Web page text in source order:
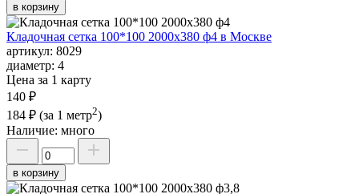
в корзину
Кладочная сетка 100*100 2000х380 ф4 в Москве
артикул: 8029
диаметр: 4
Цена за 1 карту
140 ₽
184 ₽ (за 1 метр2)
Наличие: много
в корзину